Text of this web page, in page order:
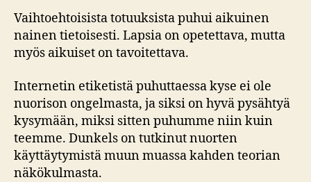
Vaihtoehtoisista totuuksista puhui aikuinen
nainen tietoisesti. Lapsia on opetettava, mutta
myös aikuiset on tavoitettava.
Internetin etiketistä puhuttaessa kyse ei ole
nuorison ongelmasta, ja siksi on hyvä pysähtyä
kysymään, miksi sitten puhumme niin kuin
teemme. Dunkels on tutkinut nuorten
käyttäytymistä muun muassa kahden teorian
näkökulmasta.